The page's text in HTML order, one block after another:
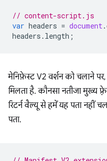
// content-script.js
var headers = document.
headers . length ;
मेनिफ़ेस्ट V2 वर्शन को चलाने
मिलता है. कौनसा नतीजा मुख्य
रिटर्न वैल्यू से हमें यह पता नहीं
पता.